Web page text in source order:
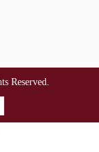
Reserved.